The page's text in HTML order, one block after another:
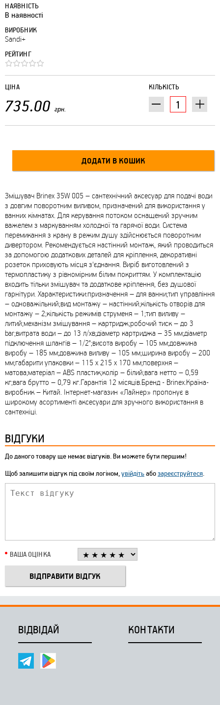
НАЯВНІСТЬ
В наявності
ВИРОБНИК
Sandi+
РЕЙТИНГ
КІЛЬКІСТЬ
ЦІНА
735.00 грн.
Змішувач Brinex 35W 005 – сантехнічний аксесуар для подачі води
з довгим поворотним виливом, призначений для використання у
ванних кімнатах. Для керування потоком оснащений зручним
важелем з маркуванням холодної та гарячої води. Система
перемикання з крану в режим душу здійснюється поворотним
дивертором. Рекомендується настінний монтаж, який проводиться
за допомогою додаткових деталей для кріплення, декоративні
розеток приховують місця з'єднання. Виріб виготовлений з
термопластику з рівномірним білим покриттям. У комплектацію
входить тільки змішувач та додаткове кріплення, без душової
гарнітури. Характеристики:призначення – для ванни;тип управління
– одноважільний;вид монтажу – настінний;кількість отворів для
монтажу – 2;кількість режимів струменя – 1;тип виливу –
литий;механізм змішування – картридж;робочий тиск – до 3
bar;витрата води – до 13 л/хв;діаметр картриджа – 35 мм;діаметр
підключення шлангів – 1/2";висота виробу – 105 мм;довжина
виробу – 185 мм;довжина виливу – 105 мм;ширина виробу – 200
мм;габарити упаковки – 115 х 215 х 170 мм;поверхня –
матова;матеріал – ABS пластик;колір – білий;вага нетто – 0,59
кг;вага брутто – 0,79 кг.Гарантія 12 місяців.Бренд - Brinex.Країна-
виробник – Китай. Інтернет-магазин «Лайнер» пропонує в
широкому асортименті аксесуари для зручного використання в
сантехніці.
ВІДГУКИ
До даного товару ще немає відгуків. Ви можете бути першим!
Щоб залишити відгук під своїм логіном,увійдітьабозареєструйтеся.
ВАША ОЦІНКА
ВІДВІДАЙ КОНТАКТИ